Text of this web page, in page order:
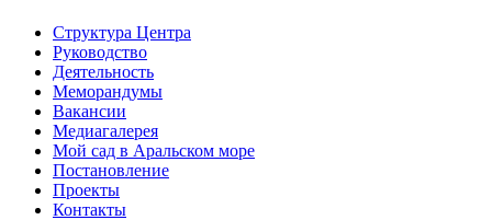
Структура Центра
Руководство
Деятельность
Меморандумы
Вакансии
Медиагалерея
Мой сад в Аральском море
Постановление
Проекты
Контакты